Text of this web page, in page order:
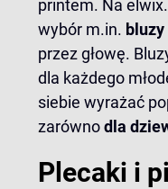
printem. Na
wybór m.in.
przez głowę.
dla każdego
siebie wyrażać
zarównodla
Plecaki i